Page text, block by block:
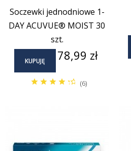
Soczewki jednodniowe 1-
DAY ACUVUE® MOIST 30
szt.
KUPUJĘ Cena
78,99 zł
(6)